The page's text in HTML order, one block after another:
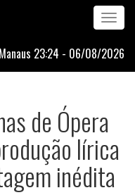
Toggle
navigation
Manaus 23:24 - 06/08/2026
de Ópera
lírica
inédita